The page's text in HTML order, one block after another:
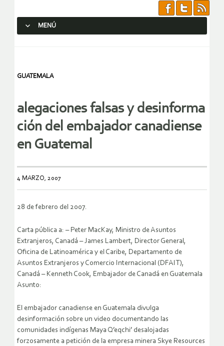
MENÚ
GUATEMALA
alegaciones falsas y desinforma
ción del embajador canadiense
en Guatemal
4 MARZO, 2007
28 de febrero del 2007.
Carta pública a: – Peter MacKay, Ministro de Asuntos
Extranjeros, Canadá – James Lambert, Director General,
Oficina de Latinoamérica y el Caribe, Departamento de
Asuntos Extranjeros y Comercio Internacional (DFAIT),
Canadá – Kenneth Cook, Embajador de Canadá en Guatemala
Asunto:
El embajador canadiense en Guatemala divulga
desinformación sobre un video documentando las
comunidades indígenas Maya Q’eqchi’ desalojadas
forzosamente a petición de la empresa minera Skye Resources